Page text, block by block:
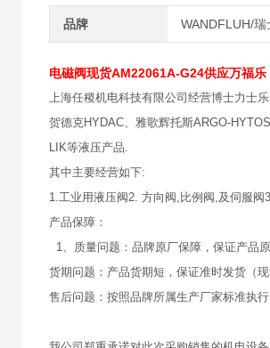
品牌 WANDFLUH/瑞
电磁阀现货AM22061A-G24供应万福乐
上海任稷机电科技有限公司经营博士力士
贺德克HYDAC、雅歌辉托斯ARGO-
LIK等液压产品.
其中主要经营如下:
1.工业用液压阀2. 方向阀,比例阀,及伺服
产品保障：
1、质量问题：品牌原厂保障，保证产品
货期问题：产品货期短，保证准时发货（现
售后问题：按照品牌所属生产厂家标准执